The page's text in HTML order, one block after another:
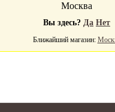
Москва
Вы здесь? Да Нет
Ближайший магазин: